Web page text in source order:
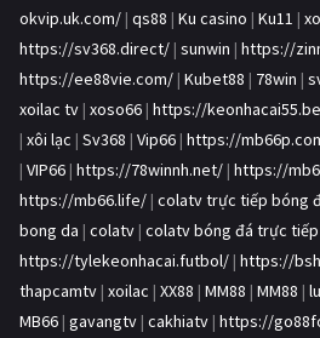
okvip.uk.com/ | qs88 | Ku casino | Ku11 |
https://sv368.direct/ | sunwin | https://
https://ee88vie.com/ | Kubet88 | 78win |
xoilac tv | xoso66 | https://
| xôi lạc | Sv368 | Vip66 | https://
| VIP66 | https://78winnh.net/ | https://
https://mb66.life/ | colatv trực tiếp bóng
bong da | colatv | colatv bóng đá trực tiếp
https://tylekeonhacai.futbol/ | https://
thapcamtv | xoilac | XX88 | MM88 | MM88 |
MB66 | gavangtv | cakhiatv | https://